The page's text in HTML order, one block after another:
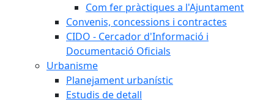
Com fer pràctiques a l'Ajuntament
Convenis, concessions i contractes
CIDO - Cercador d'Informació i
Documentació Oficials
Urbanisme
Planejament urbanístic
Estudis de detall